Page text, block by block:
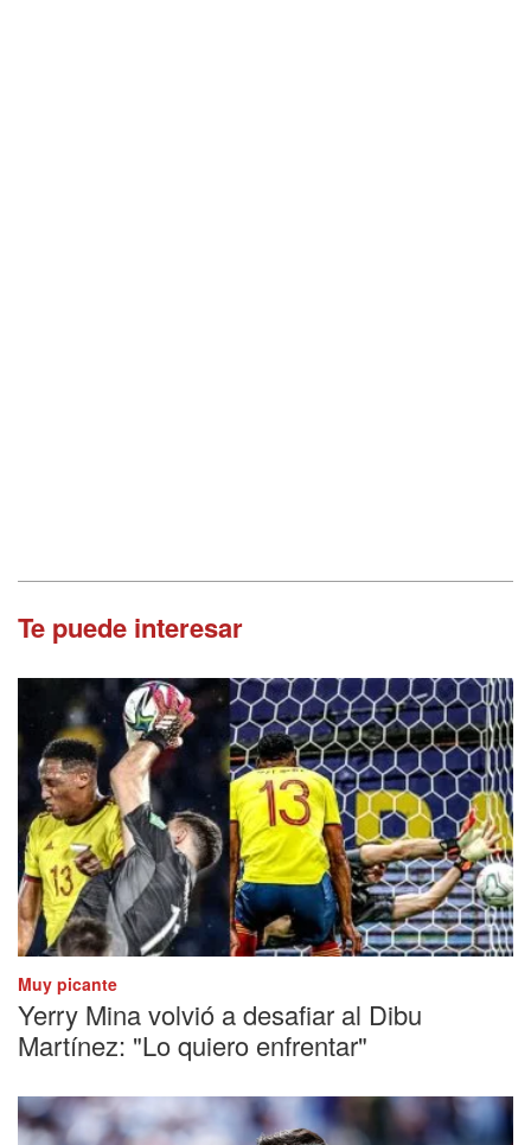
Te puede interesar
Muy picante
Yerry Mina volvió a desafiar al Dibu
Martínez: "Lo quiero enfrentar"